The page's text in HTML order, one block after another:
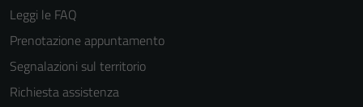
Leggi le FAQ
Prenotazione appuntamento
Segnalazioni sul territorio
Richiesta assistenza